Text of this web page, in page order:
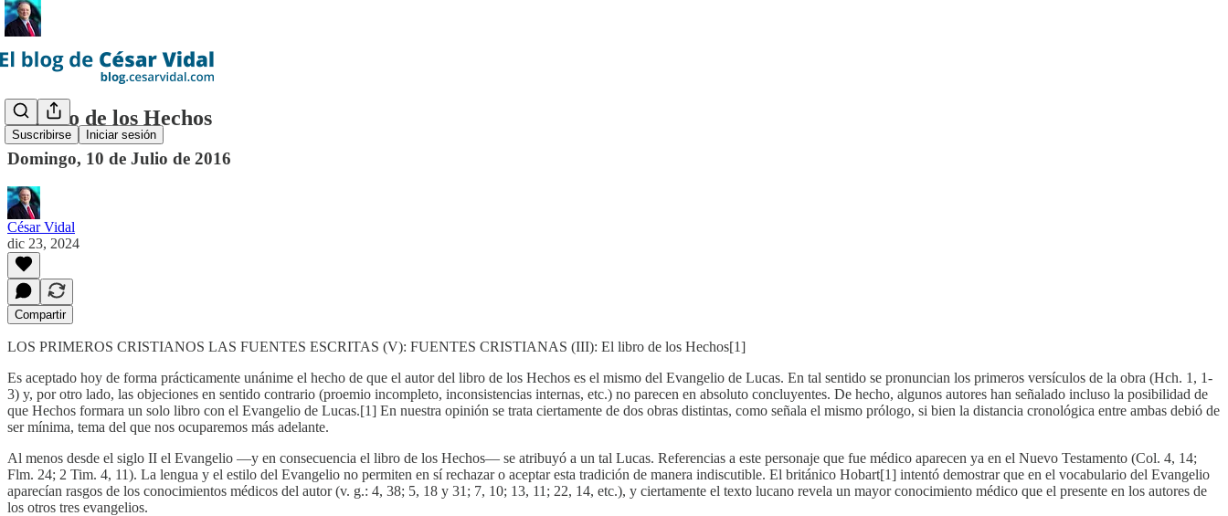
Suscribirse Iniciar sesión
El libro de los Hechos
Domingo, 10 de Julio de 2016
César Vidal
dic 23, 2024
Compartir
LOS PRIMEROS CRISTIANOS LAS FUENTES ESCRITAS (V): FUENTES CRISTIANAS (III): El libro de los Hechos[1]
Es aceptado hoy de forma prácticamente unánime el hecho de que el autor del libro de los Hechos es el mismo del Evangelio de Lucas. En tal sentido se pronuncian los primeros versículos de la obra (Hch. 1, 1-
3) y, por otro lado, las objeciones en sentido contrario (proemio incompleto, inconsistencias internas, etc.) no parecen en absoluto concluyentes. De hecho, algunos autores han señalado incluso la posibilidad de
que Hechos formara un solo libro con el Evangelio de Lucas.[1] En nuestra opinión se trata ciertamente de dos obras distintas, como señala el mismo prólogo, si bien la distancia cronológica entre ambas debió de
ser mínima, tema del que nos ocuparemos más adelante.
Al menos desde el siglo II el Evangelio —y en consecuencia el libro de los Hechos— se atribuyó a un tal Lucas. Referencias a este personaje que fue médico aparecen ya en el Nuevo Testamento (Col. 4, 14;
Flm. 24; 2 Tim. 4, 11). La lengua y el estilo del Evangelio no permiten en sí rechazar o aceptar esta tradición de manera indiscutible. El británico Hobart[1] intentó demostrar que en el vocabulario del Evangelio
aparecían rasgos de los conocimientos médicos del autor (v. g.: 4, 38; 5, 18 y 31; 7, 10; 13, 11; 22, 14, etc.), y ciertamente el texto lucano revela un mayor conocimiento médico que el presente en los autores de
los otros tres evangelios.